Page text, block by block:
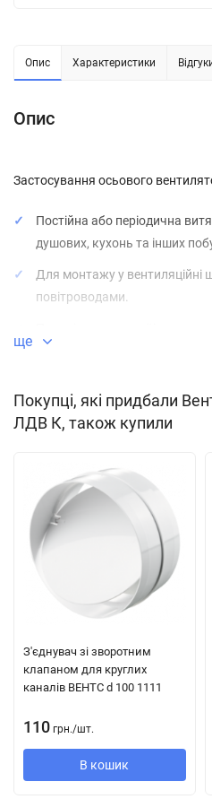
Опис Характеристики
Опис
Застосування осьового
Постійна або періодична
душових, кухонь та інших
Для монтажу у вентиляційні
повітроводами.
Сучасний дизайн і
Корпус і крильчатка
АБС пластика, стійкого до
Конструкція крильчатки
вентилятора і термін служби
панелі з натурального
Ступінь захистуIP 34.
Надійний двигун з низьким
ще
Покупці, які придбали
ЛДВ К, також купили
З'єднувач зі зворотним
клапаном для круглих
каналів ВЕНТС d 100 1111
110 грн./шт.
В кошик